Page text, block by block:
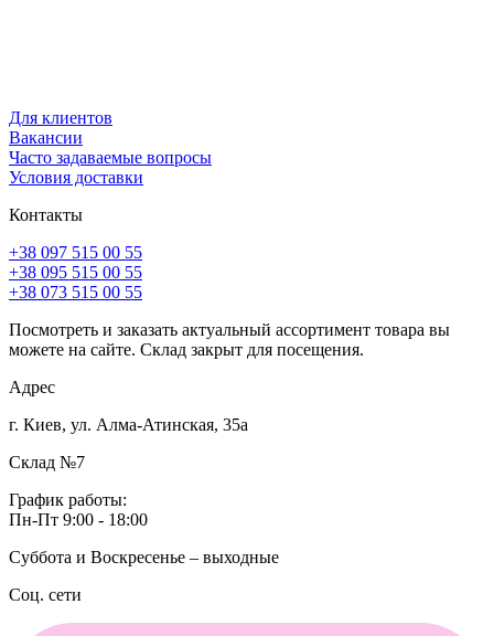
Для клиентов
Вакансии
Часто задаваемые вопросы
Условия доставки
Контакты
+38 097 515 00 55
+38 095 515 00 55
+38 073 515 00 55
Посмотреть и заказать актуальный ассортимент товара вы
можете на сайте. Склад закрыт для посещения.
Адрес
г. Киев, ул. Алма-Атинская, 35а
Склад №7
График работы:
Пн-Пт 9:00 - 18:00
Суббота и Воскресенье – выходные
Соц. сети